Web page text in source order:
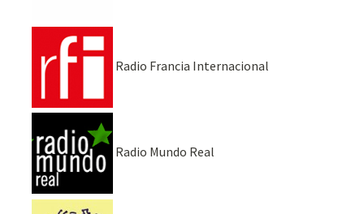
Radio Francia Internacional
Radio Mundo Real